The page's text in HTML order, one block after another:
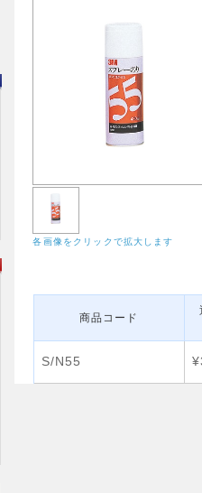
各画像をクリックで拡大します
商品コード
S/N55